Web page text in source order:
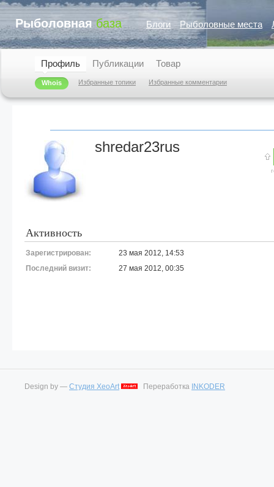
Рыболовная база Блоги Рыболовные места
Профиль
Whois Избранные топики Избранные комментарии
Публикации Товар
shredar23rus
Активность
Зарегистрирован:
23 мая 2012, 14:53
Последний визит:
27 мая 2012, 00:35
Design by — Студия XeoArt Переработка INKODER